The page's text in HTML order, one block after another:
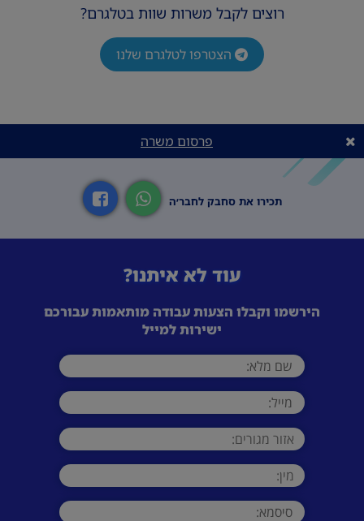
רוצים לקבל משרות שוות בטלגרם?
הצטרפו לטלגרם שלנו
פרסום משרה
תכירו את סחבק לחבר׳ה
עוד לא איתנו?
הירשמו וקבלו הצעות עבודה מותאמות עבורכם
ישירות למייל